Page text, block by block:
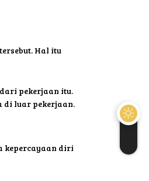
Hal itu
pekerjaan itu.
di luar pekerjaan.
kepercayaan diri